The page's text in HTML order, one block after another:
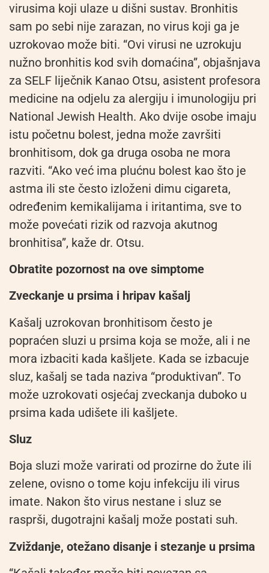
virusima koji ulaze u dišni sustav. Bronhitis
sam po sebi nije zarazan, no virus koji ga je
uzrokovao može biti. “Ovi virusi ne uzrokuju
nužno bronhitis kod svih domaćina”, objašnjava
za SELF liječnik Kanao Otsu, asistent profesora
medicine na odjelu za alergiju i imunologiju pri
National Jewish Health. Ako dvije osobe imaju
istu početnu bolest, jedna može završiti
bronhitisom, dok ga druga osoba ne mora
razviti. “Ako već ima plućnu bolest kao što je
astma ili ste često izloženi dimu cigareta,
određenim kemikalijama i iritantima, sve to
može povećati rizik od razvoja akutnog
bronhitisa”, kaže dr. Otsu.
Obratite pozornost na ove simptome
Zveckanje u prsima i hripav kašalj
Kašalj uzrokovan bronhitisom često je
popraćen sluzi u prsima koja se može, ali i ne
mora izbaciti kada kašljete. Kada se izbacuje
sluz, kašalj se tada naziva “produktivan”. To
može uzrokovati osjećaj zveckanja duboko u
prsima kada udišete ili kašljete.
Sluz
Boja sluzi može varirati od prozirne do žute ili
zelene, ovisno o tome koju infekciju ili virus
imate. Nakon što virus nestane i sluz se
rasprši, dugotrajni kašalj može postati suh.
Zviždanje, otežano disanje i stezanje u prsima